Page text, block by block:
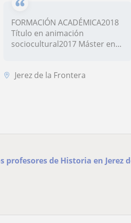
FORMACIÓN ACADÉMICA2018
Título en animación
sociocultural2017 Máster en
Jerez de la Frontera
profesores de Historia en Jerez